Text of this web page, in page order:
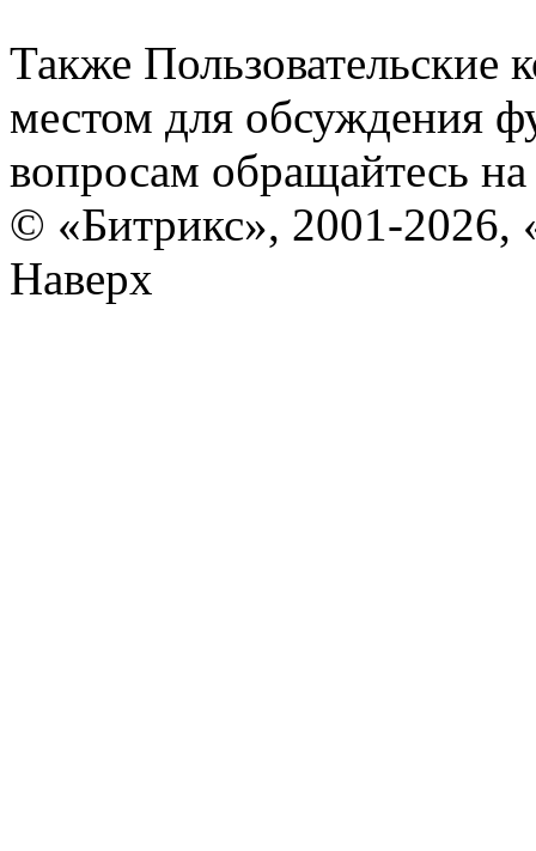
Также Пользовательские
местом для обсуждения
вопросам обращайтесь
© «Битрикс», 2001-2026,
Наверх